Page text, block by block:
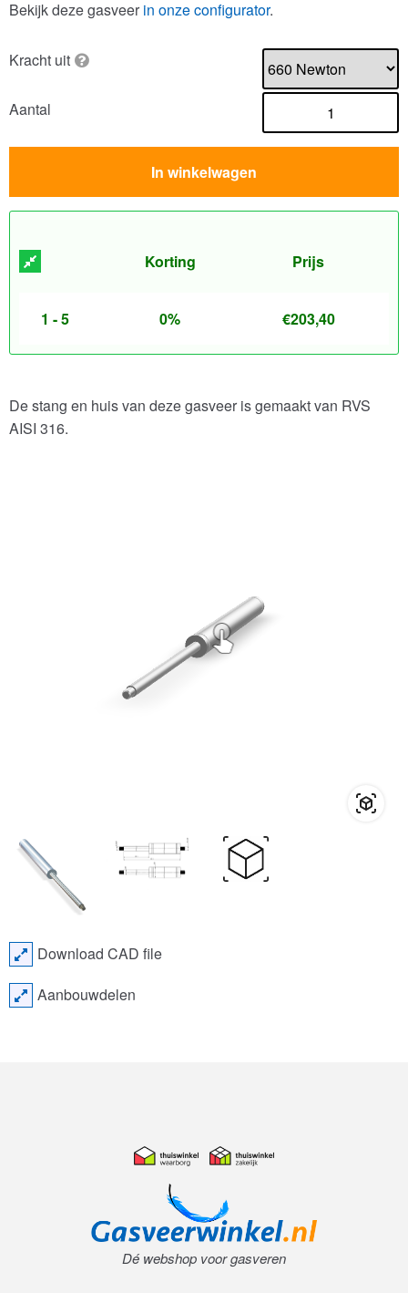
Bekijk deze gasveer in onze configurator.
Kracht uit
Aantal
In winkelwagen
Korting Prijs
1 - 5 0% €203,40
De stang en huis van deze gasveer is gemaakt van RVS
AISI 316.
Download CAD file
Aanbouwdelen
Dé webshop voor gasveren